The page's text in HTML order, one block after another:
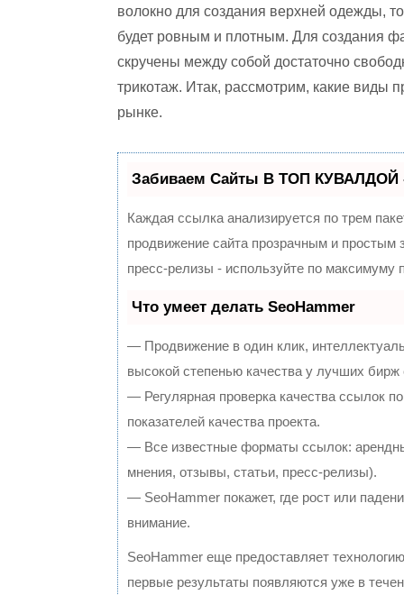
волокно для создания верхней одежды,
будет ровным и плотным. Для создания
скручены между собой достаточно
трикотаж. Итак, рассмотрим, какие виды
рынке.
Забиваем Сайты В ТОП КУВАЛДОЙ -
Каждая ссылка анализируется по трем
продвижение сайта прозрачным и
пресс-релизы - используйте по
Что умеет делать SeoHammer
— Продвижение в один клик,
высокой степенью качества у лучших бирж
— Регулярная проверка качества ссылок
показателей качества проекта.
— Все известные форматы ссылок:
мнения, отзывы, статьи, пресс-релизы).
— SeoHammer покажет, где рост или
внимание.
SeoHammer еще предоставляет
первые результаты появляются уже в